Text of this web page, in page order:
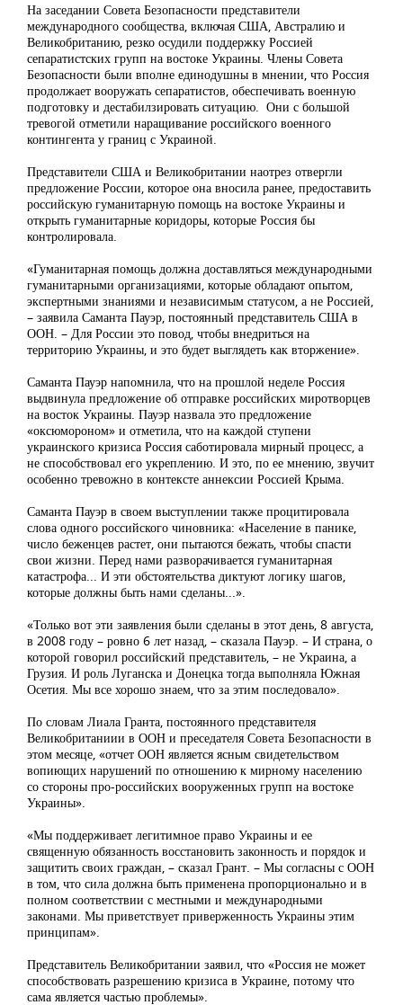
На заседании Совета Безопасности представители
международного сообщества, включая США, Австралию и
Великобританию, резко осудили поддержку Россией
сепаратистских групп на востоке Украины. Члены Совета
Безопасности были вполне единодушны в мнении, что Россия
продолжает вооружать сепаратистов, обеспечивать военную
подготовку и дестабилзировать ситуацию. Они с большой
тревогой отметили наращивание российского военного
контингента у границ с Украиной.
Представители США и Великобритании наотрез отвергли
предложение России, которое она вносила ранее, предоставить
российскую гуманитарную помощь на востоке Украины и
открыть гуманитарные коридоры, которые Россия бы
контролировала.
«Гуманитарная помощь должна доставляться международными
гуманитарными организациями, которые обладают опытом,
экспертными знаниями и независимым статусом, а не Россией,
– заявила Саманта Пауэр, постоянный представитель США в
ООН. – Для России это повод, чтобы внедриться на
территорию Украины, и это будет выглядеть как вторжение».
Саманта Пауэр напомнила, что на прошлой неделе Россия
выдвинула предложение об отправке российских миротворцев
на восток Украины. Пауэр назвала это предложение
«оксюмороном» и отметила, что на каждой ступени
украинского кризиса Россия саботировала мирный процесс, а
не способствовал его укреплению. И это, по ее мнению, звучит
особенно тревожно в контексте аннексии Россией Крыма.
Саманта Пауэр в своем выступлении также процитировала
слова одного российского чиновника: «Население в панике,
число беженцев растет, они пытаются бежать, чтобы спасти
свои жизни. Перед нами разворачивается гуманитарная
катастрофа... И эти обстоятельства диктуют логику шагов,
которые должны быть нами сделаны...».
«Только вот эти заявления были сделаны в этот день, 8 августа,
в 2008 году – ровно 6 лет назад, – сказала Пауэр. – И страна, о
которой говорил российский представитель, – не Украина, а
Грузия. И роль Луганска и Донецка тогда выполняла Южная
Осетия. Мы все хорошо знаем, что за этим последовало».
По словам Лиала Гранта, постоянного представителя
Великобританиии в ООН и преседателя Совета Безопасности в
этом месяце, «отчет ООН является ясным свидетельством
вопиющих нарушений по отношению к мирному населению
со стороны про-российских вооруженных групп на востоке
Украины».
«Мы поддерживает легитимное право Украины и ее
священную обязанность восстановить законность и порядок и
защитить своих граждан, – сказал Грант. – Мы согласны с ООН
в том, что сила должна быть применена пропорционально и в
полном соответствии с местными и международными
законами. Мы приветствует приверженность Украины этим
принципам».
Представитель Великобритании заявил, что «Россия не может
способствовать разрешению кризиса в Украине, потому что
сама является частью проблемы».